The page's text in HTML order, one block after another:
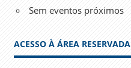
Sem eventos próximos
ACESSO À ÁREA RESERVADA